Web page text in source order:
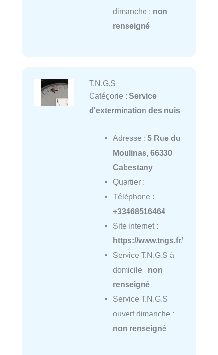
dimanche : non
renseigné
T.N.G.S
Catégorie : Service
d'extermination des nuis
Adresse : 5 Rue du
Moulinas, 66330
Cabestany
Quartier :
Téléphone :
+33468516464
Site internet :
https://www.tngs.fr/
Service T.N.G.S à
domicile : non
renseigné
Service T.N.G.S
ouvert dimanche :
non renseigné